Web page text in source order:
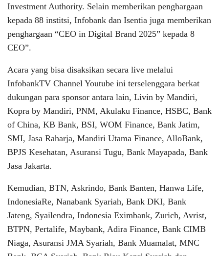
Investment Authority. Selain memberikan penghargaan
kepada 88 institsi, Infobank dan Isentia juga memberikan
penghargaan “CEO in Digital Brand 2025” kepada 8
CEO”.
Acara yang bisa disaksikan secara live melalui
InfobankTV Channel Youtube ini terselenggara berkat
dukungan para sponsor antara lain, Livin by Mandiri,
Kopra by Mandiri, PNM, Akulaku Finance, HSBC, Bank
of China, KB Bank, BSI, WOM Finance, Bank Jatim,
SMI, Jasa Raharja, Mandiri Utama Finance, AlloBank,
BPJS Kesehatan, Asuransi Tugu, Bank Mayapada, Bank
Jasa Jakarta.
Kemudian, BTN, Askrindo, Bank Banten, Hanwa Life,
IndonesiaRe, Nanabank Syariah, Bank DKI, Bank
Jateng, Syailendra, Indonesia Eximbank, Zurich, Avrist,
BTPN, Pertalife, Maybank, Adira Finance, Bank CIMB
Niaga, Asuransi JMA Syariah, Bank Muamalat, MNC